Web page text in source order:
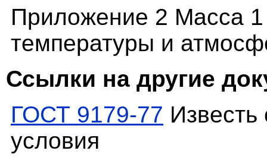
Приложение 2 Масса 1
температуры и
Ссылки на другие
ГОСТ 9179-77 Известь
условия